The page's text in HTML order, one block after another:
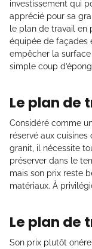
investissement qui
apprécié pour sa
le plan de travail en
équipée de façades
empêcher la surface
simple coup
Le plan de
Considéré comme
réservé aux
granit, il nécessite
préserver dans le
mais son prix reste
matériaux. À
Le plan de
Son prix plutôt